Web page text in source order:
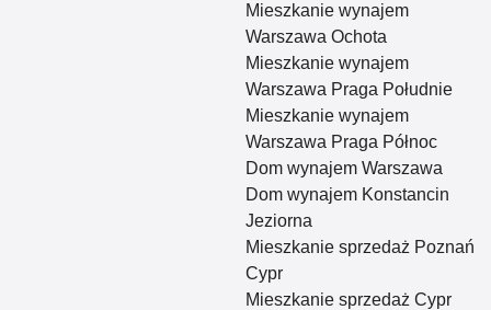
Mieszkanie wynajem
Warszawa Ochota
Mieszkanie wynajem
Warszawa Praga Południe
Mieszkanie wynajem
Warszawa Praga Północ
Dom wynajem Warszawa
Dom wynajem Konstancin
Jeziorna
Mieszkanie sprzedaż Poznań
Cypr
Mieszkanie sprzedaż Cypr